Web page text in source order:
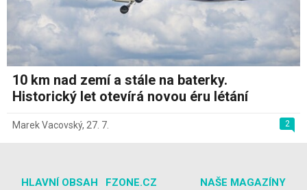
10 km nad zemí a stále na baterky.
Historický let otevírá novou éru létání
2
Marek Vacovský, 27. 7.
HLAVNÍ OBSAH FZONE.CZ NAŠE MAGAZÍNY